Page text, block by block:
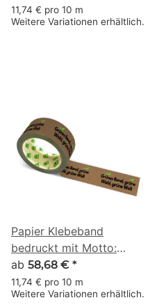
50 m braun
11,74 € pro 10 m
Weitere Variationen erhältlich.
Papier Klebeband
bedruckt mit Motto:
Grünes Band, Grüne
Wahl, Grüne Welt - 50 m
braun
ab 58,68 € *
11,74 € pro 10 m
Weitere Variationen erhältlich.